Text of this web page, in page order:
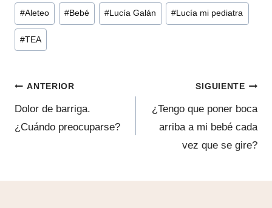
i
s
a
Etiquetas
de
la
#Aleteo #Bebé #Lucía Galán #Lucía mi pediatra
#TEA
Navegación
de
entradas
ANTERIOR
Dolor de barriga.
¿Cuándo preocuparse?
SIGUIENTE
¿Tengo que poner boca
arriba a mi bebé cada
vez que se gire?